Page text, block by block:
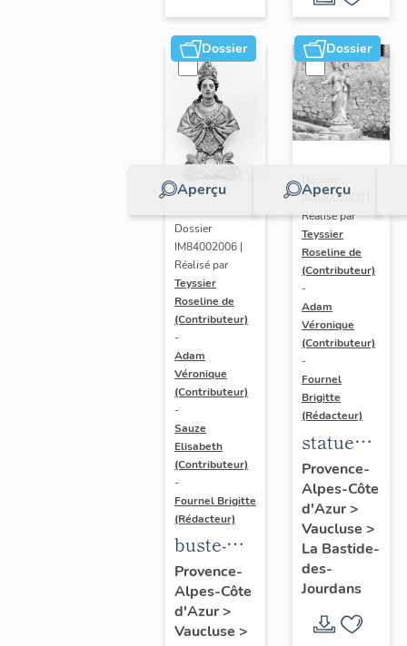
Saint
Marc,
Saint
Paul ;
évêque
recevant
le Saint
avec
Saint
François
d'Assise
et un
chartreux
Dossier
Aperçu
Dossier
IM84002006 |
Réalisé par
Teyssier
Roseline de
(Contributeur)
-
Adam
Véronique
(Contributeur)
-
Sauze
Elisabeth
(Contributeur)
-
Fournel Brigitte
(Rédacteur)
buste-
reliquaire
(2)
Provence-
Alpes-Côte
d'Azur>
Vaucluse >
Dossier
Aperçu
IM84002000 |
Réalisé par
Teyssier
Roseline de
(Contributeur)
-
Adam
Véronique
(Contributeur)
-
Fournel
Brigitte
(Rédacteur)
statue
(demi-
nature) ;
Vierge à
l'Enfant
Provence-
Alpes-Côte
d'Azur>
Vaucluse >
La Bastide-
des-
Jourdans